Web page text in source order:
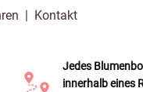
| Kontakt
Jedes
innerhalb eines
Click & Collect